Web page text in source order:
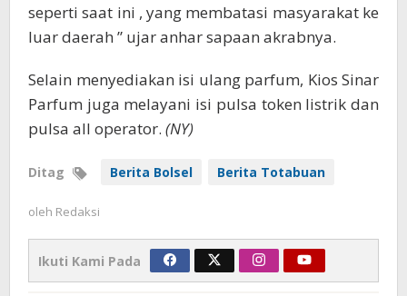
seperti saat ini , yang membatasi masyarakat ke
luar daerah ” ujar anhar sapaan akrabnya.
Selain menyediakan isi ulang parfum, Kios Sinar
Parfum juga melayani isi pulsa token listrik dan
pulsa all operator. (NY)
Ditag Berita Bolsel Berita Totabuan
oleh Redaksi
Ikuti Kami Pada